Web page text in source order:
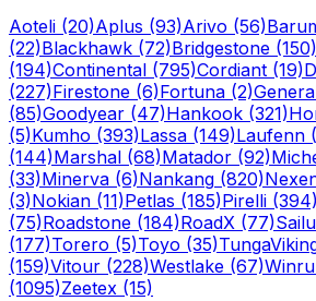
Aoteli (20)Aplus (93)Arivo (56)
(22)Blackhawk (72)Bridgestone (150)
(194)Continental (795)Cordiant (19)
(227)Firestone (6)Fortuna (2)
(85)Goodyear (47)Hankook (321)
(5)Kumho (393)Lassa (149)Laufenn
(144)Marshal (68)Matador (92)
(33)Minerva (6)Nankang (820)
(3)Nokian (11)Petlas (185)Pirelli (394)
(75)Roadstone (184)RoadX (77)
(177)Torero (5)Toyo (35)Tunga
(159)Vitour (228)Westlake (67)
(1095)Zeetex (15)